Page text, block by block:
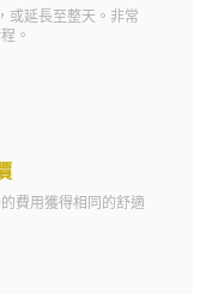
或延長至整天。非常
。
費用獲得相同的舒適